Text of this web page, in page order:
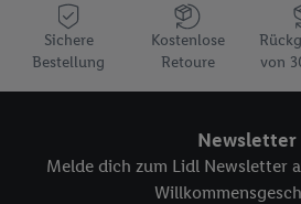
Sichere
Bestellung
Kostenlose
Retoure
von
Newsletter
Melde dich zum Lidl Newsletter